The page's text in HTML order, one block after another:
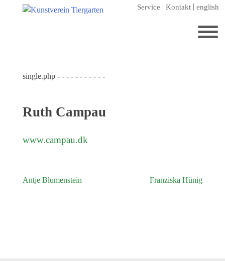
Service Kontakt english
Startseite
Förderer
Jahresgaben
single.php - - - - - - - - - - -
Ruth Campau
www.campau.dk
Beitragsnavigation
Antje Blumenstein Franziska Hünig